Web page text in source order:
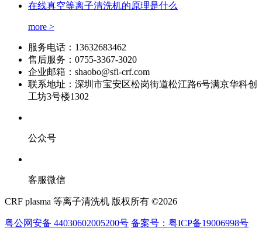
在线真空等离子清洗机的原理是什么
more >
服务电话： 13632683462
售后服务： 0755-3367-3020
企业邮箱： shaobo@sfi-crf.com
联系地址： 深圳市宝安区松岗街道松江路6号满京华科创
工坊3号楼1302
公众号
客服微信
CRF plasma 等离子清洗机 版权所有 ©2026
粤公网安备 44030602005200号 备案号：粤ICP备19006998号